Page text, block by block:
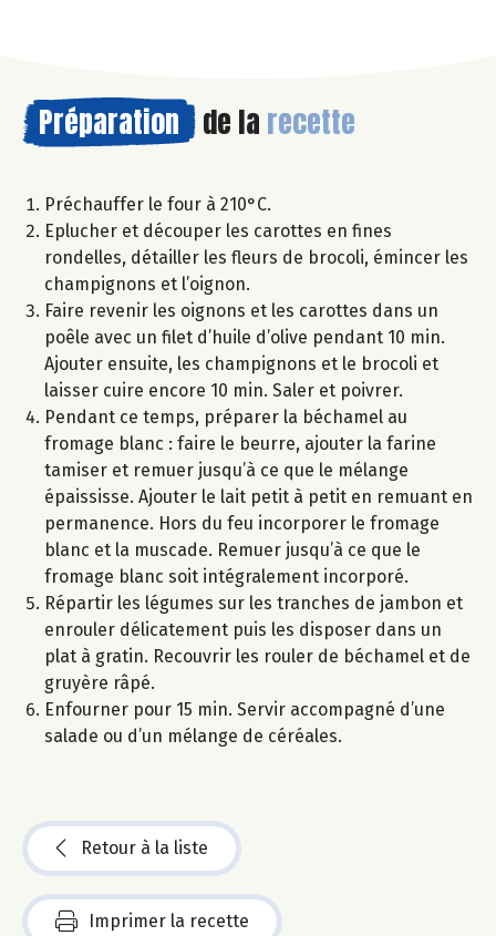
Préparation de la recette
Préchauffer le four à 210°C.
Eplucher et découper les carottes en fines
rondelles, détailler les fleurs de brocoli, émincer les
champignons et l’oignon.
Faire revenir les oignons et les carottes dans un
poêle avec un filet d’huile d’olive pendant 10 min.
Ajouter ensuite, les champignons et le brocoli et
laisser cuire encore 10 min. Saler et poivrer.
Pendant ce temps, préparer la béchamel au
fromage blanc : faire le beurre, ajouter la farine
tamiser et remuer jusqu’à ce que le mélange
épaississe. Ajouter le lait petit à petit en remuant en
permanence. Hors du feu incorporer le fromage
blanc et la muscade. Remuer jusqu’à ce que le
fromage blanc soit intégralement incorporé.
Répartir les légumes sur les tranches de jambon et
enrouler délicatement puis les disposer dans un
plat à gratin. Recouvrir les rouler de béchamel et de
gruyère râpé.
Enfourner pour 15 min. Servir accompagné d’une
salade ou d’un mélange de céréales.
Retour à la liste
Imprimer la recette